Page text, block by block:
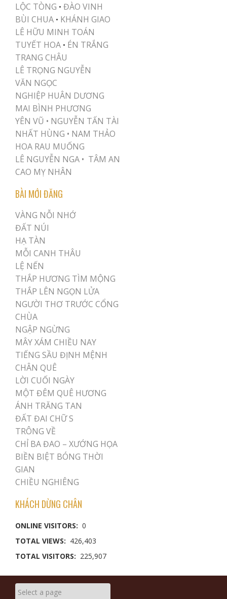
LỘC TÒNG • ĐÀO VINH
BÙI CHUA • KHÁNH GIAO
LÊ HỮU MINH TOÁN
TUYẾT HOA • ÉN TRẮNG
TRANG CHÂU
LÊ TRỌNG NGUYỄN
VĂN NGỌC
NGHIỆP HUÂN DƯƠNG
MAI BÌNH PHƯƠNG
YÊN VŨ • NGUYỄN TẤN TÀI
NHẤT HÙNG • NAM THẢO
HOA RAU MUỐNG
LÊ NGUYỄN NGA • TÂM AN
CAO MỴ NHÂN
BÀI MỚI ĐĂNG
VÀNG NỖI NHỚ
ĐẤT NÚI
HẠ TÀN
MỖI CANH THÂU
LỆ NẾN
THẮP HƯƠNG TÌM MỘNG
THẮP LÊN NGỌN LỬA
NGƯỜI THƠ TRƯỚC CỔNG
CHÙA
NGẬP NGỪNG
MÂY XÁM CHIỀU NAY
TIẾNG SẦU ĐỊNH MỆNH
CHÂN QUÊ
LỜI CUỐI NGÀY
MỘT ĐÊM QUÊ HƯƠNG
ÁNH TRĂNG TAN
ĐẤT ĐAI CHỮ S
TRÔNG VỀ
CHỈ BA ĐAO – XƯỚNG HỌA
BIỀN BIỆT BÓNG THỜI
GIAN
CHIỀU NGHIÊNG
KHÁCH DỪNG CHÂN
ONLINE VISITORS: 0
TOTAL VIEWS: 426,403
TOTAL VISITORS: 225,907